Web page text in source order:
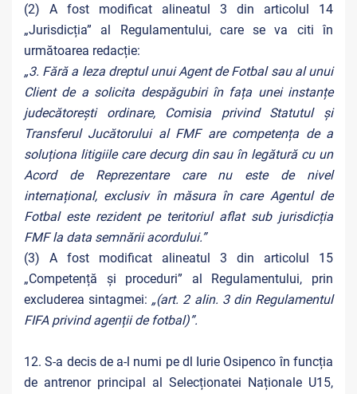
(2) A fost modificat alineatul 3 din articolul 14
„Jurisdicția” al Regulamentului, care se va citi în
următoarea redacție:
„3. Fără a leza dreptul unui Agent de Fotbal sau al unui
Client de a solicita despăgubiri în fața unei instanțe
judecătorești ordinare, Comisia privind Statutul și
Transferul Jucătorului al FMF are competența de a
soluționa litigiile care decurg din sau în legătură cu un
Acord de Reprezentare care nu este de nivel
internațional, exclusiv în măsura în care Agentul de
Fotbal este rezident pe teritoriul aflat sub jurisdicția
FMF la data semnării acordului.”
(3) A fost modificat alineatul 3 din articolul 15
„Competență și proceduri” al Regulamentului, prin
excluderea sintagmei: „(art. 2 alin. 3 din Regulamentul
FIFA privind agenții de fotbal)”.
12. S-a decis de a-l numi pe dl Iurie Osipenco în funcția
de antrenor principal al Selecționatei Naționale U15,